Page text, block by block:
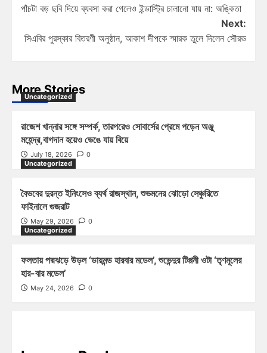
পাঁচটা বড় ছবি দিয়ে ব্যবসা করা গেলেও ইন্ডাস্ট্রি চালানো যায় না: অঙ্কিতা
Next:
সিএবির পুরস্কার বিতরণী অনুষ্ঠান, আকাশ দীপকে স্মারক তুলে দিলেন সৌরভ
More Stories
Uncategorized
রাজেশ খান্নার সঙ্গে সম্পর্ক, তারপরেও সোবার্সের প্রেমে পড়েন অঞ্জু
মহেন্দ্র,বাগদান হয়েও ভেঙে যায় বিয়ে
July 18, 2026
0
Uncategorized
বৈভবের দুরন্ত ইনিংসেও ব্যর্থ রাজস্থান, শুভমনের ঝোড়ো সেঞ্চুরিতে
ফাইনালে গুজরাট
May 29, 2026
0
Uncategorized
ফলতায় পদ্মঝড়ে উড়ল ‘ডায়মন্ড হারবার মডেল’, শুভেন্দুর টিপ্পনী ওটা ‘তৃণমূলের
হার-বার মডেল’
May 24, 2026 0